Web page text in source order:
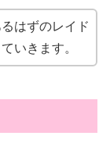
はずのレイド
いきます。